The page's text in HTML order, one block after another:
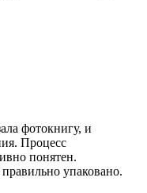
фотокнигу, и
Процесс
понятен.
упаковано.